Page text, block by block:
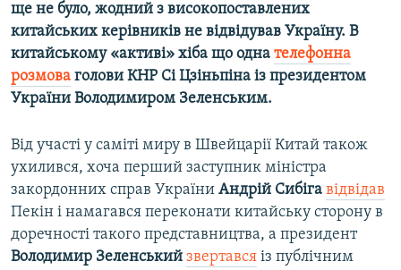
ще не було, жодний з високопоставлених
китайських керівників не відвідував Україну. В
китайському «активі» хіба що одна телефонна
розмова голови КНР Сі Цзіньпіна із президентом
України Володимиром Зеленським.
Від участі у саміті миру в Швейцарії Китай також
ухилився, хоча перший заступник міністра
закордонних справ України Андрій Сибіга відвідав
Пекін і намагався переконати китайську сторону в
доречності такого представництва, а президент
Володимир Зеленський звертався із публічним